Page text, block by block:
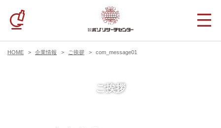
HOME 企業情報 ご挨拶 com_message01
ご挨拶